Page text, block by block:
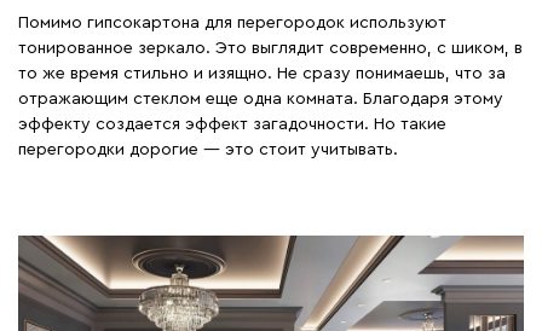
Помимо гипсокартона для перегородок используют
тонированное зеркало. Это выглядит современно, с шиком, в
то же время стильно и изящно. Не сразу понимаешь, что за
отражающим стеклом еще одна комната. Благодаря этому
эффекту создается эффект загадочности. Но такие
перегородки дорогие ― это стоит учитывать.